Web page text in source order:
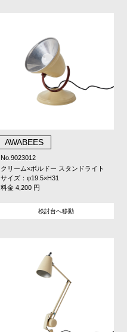
AWABEES
No.9023012
クリーム×ボルドー スタンドライト
サイズ：φ19.5×H31
料金 4,200 円
検討台へ移動